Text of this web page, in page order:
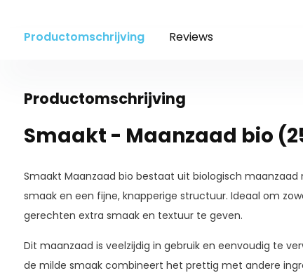
Productomschrijving Reviews
Productomschrijving
Smaakt - Maanzaad bio
Smaakt Maanzaad bio bestaat uit biologisch
smaak en een fijne, knapperige structuur. Ideaal om
gerechten extra smaak en textuur te geven.
Dit maanzaad is veelzijdig in gebruik en eenvoudig te
de milde smaak combineert het prettig met andere